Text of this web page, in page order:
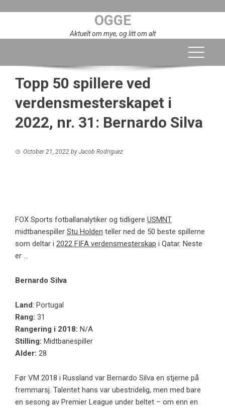
OGGE
Aktuelt om mye, og litt om alt
Topp 50 spillere ved
verdensmesterskapet i
2022, nr. 31: Bernardo Silva
October 21, 2022 by Jacob Rodriguez
FOX Sports fotballanalytiker og tidligere USMNT
midtbanespiller Stu Holden teller ned de 50 beste spillerne
som deltar i 2022 FIFA verdensmesterskap i Qatar. Neste
er …
Bernardo Silva
Land: Portugal
Rang: 31
Rangering i 2018: N/A
Stilling: Midtbanespiller
Alder: 28
Før VM 2018 i Russland var Bernardo Silva en stjerne på
fremmarsj. Talentet hans var ubestridelig, men med bare
en sesong av Premier League under beltet – om enn en